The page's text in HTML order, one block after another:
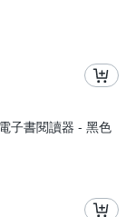
子書閱讀器 - 黑色